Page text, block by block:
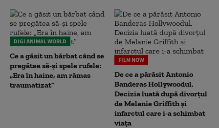
DIGI ANIMAL WORLD
Ce a găsit un bărbat când se
pregătea să-și spele rufele:
„Era în haine, am rămas
traumatizat”
FILM NOW
De ce a părăsit Antonio
Banderas Hollywoodul.
Decizia luată după divorțul
de Melanie Griffith și
infarctul care i-a schimbat
viața